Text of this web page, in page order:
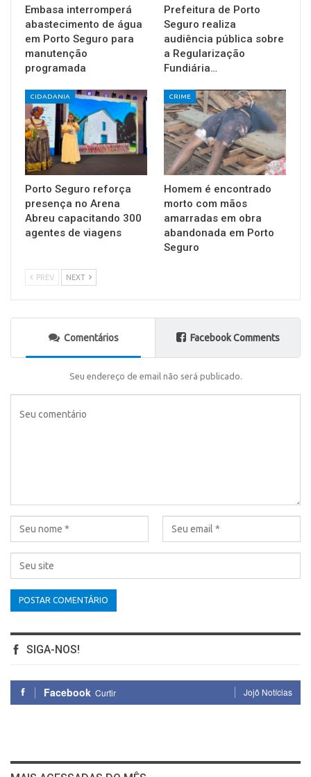
Embasa interromperá
abastecimento de água
em Porto Seguro para
manutenção
programada
Prefeitura de Porto
Seguro realiza
audiência pública sobre
a Regularização
Fundiária…
CIDADANIA
Porto Seguro reforça
presença no Arena
Abreu capacitando 300
agentes de viagens
CRIME
Homem é encontrado
morto com mãos
amarradas em obra
abandonada em Porto
Seguro
PREV NEXT
Comentários Facebook Comments
Seu endereço de email não será publicado.
SIGA-NOS!
Facebook Curtir Jojô Notícias